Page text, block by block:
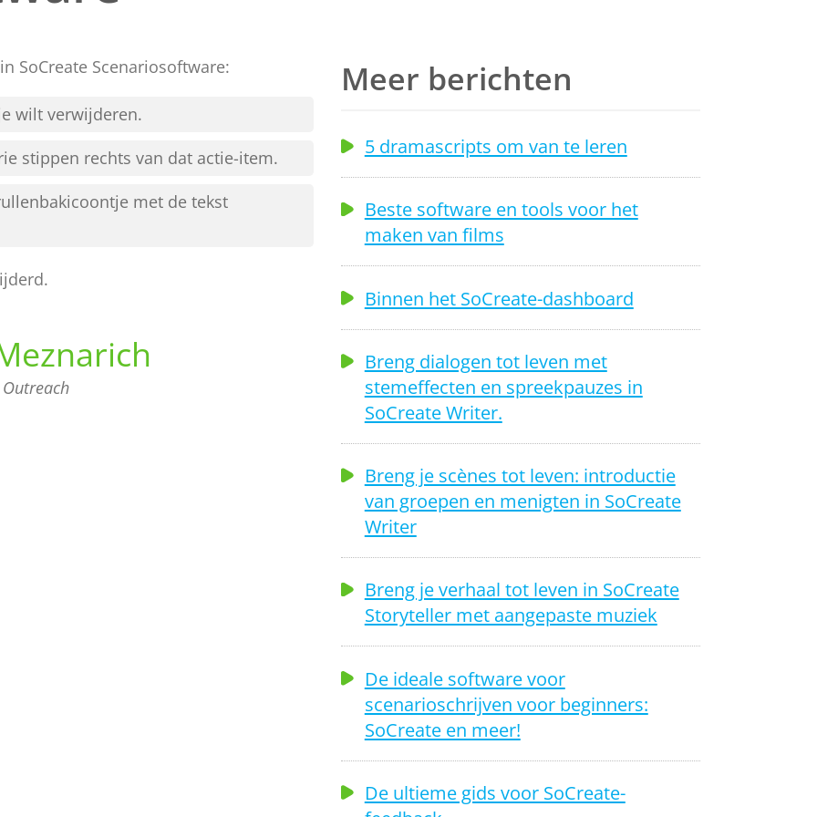
SoCreate Scenariosoftware:
wilt verwijderen.
stippen rechts van dat actie-item.
met de tekst
Meer berichten
5 dramascripts om van te leren
Beste software en tools voor het
maken van films
Binnen het SoCreate-dashboard
Breng dialogen tot leven met
stemeffecten en spreekpauzes in
SoCreate Writer.
Breng je scènes tot leven: introductie
van groepen en menigten in SoCreate
Writer
Breng je verhaal tot leven in SoCreate
Storyteller met aangepaste muziek
De ideale software voor
scenarioschrijven voor beginners:
SoCreate en meer!
De ultieme gids voor SoCreate-